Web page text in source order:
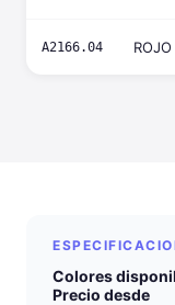
A2166.04 ROJO
Colores
Precio desde